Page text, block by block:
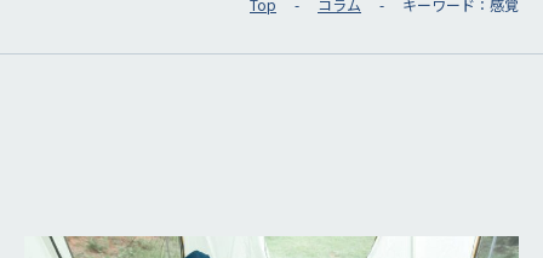
Top コラム キーワード：感覚